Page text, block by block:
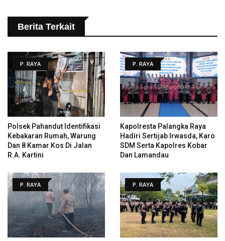
Berita Terkait
P. RAYA
Polsek Pahandut Identifikasi
Kebakaran Rumah, Warung
Dan 8 Kamar Kos Di Jalan
R.A. Kartini
P. RAYA
Kapolresta Palangka Raya
Hadiri Sertijab Irwasda, Karo
SDM Serta Kapolres Kobar
Dan Lamandau
P. RAYA P. RAYA